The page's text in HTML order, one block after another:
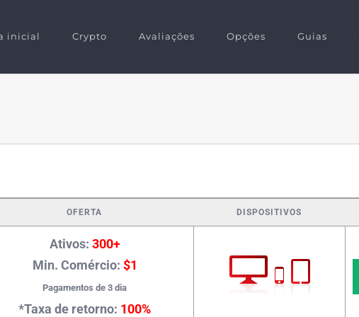
inicial Crypto Avaliações Opções Guias
OFERTA DISPOSITIVOS
Ativos: 300+
Min. Comércio: $1
Pagamentos de 3 dia
*Taxa de retorno: 100%